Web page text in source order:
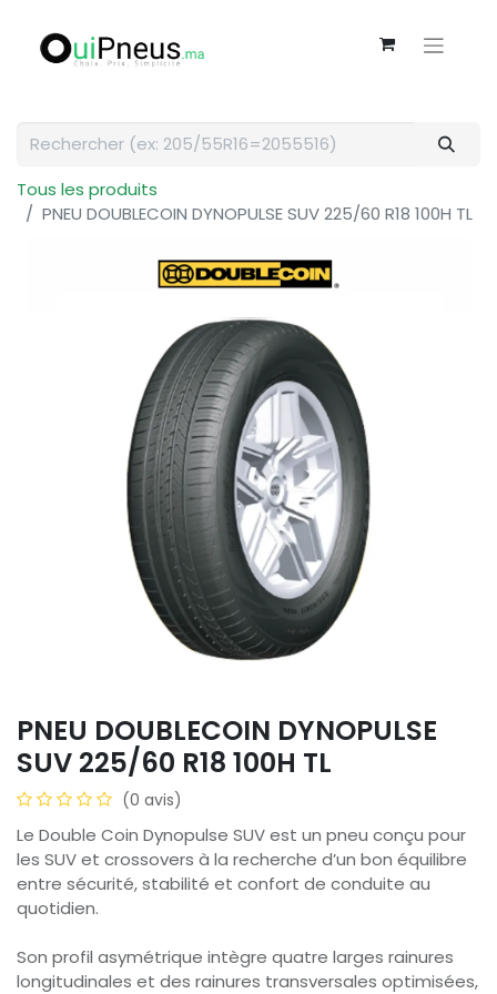
Tous les produits
PNEU DOUBLECOIN DYNOPULSE SUV 225/60 R18 100H TL
PNEU DOUBLECOIN DYNOPULSE
SUV 225/60 R18 100H TL
(0 avis)
Le Double Coin Dynopulse SUV est un pneu conçu pour
les SUV et crossovers à la recherche d’un bon équilibre
entre sécurité, stabilité et confort de conduite au
quotidien.
Son profil asymétrique intègre quatre larges rainures
longitudinales et des rainures transversales optimisées,